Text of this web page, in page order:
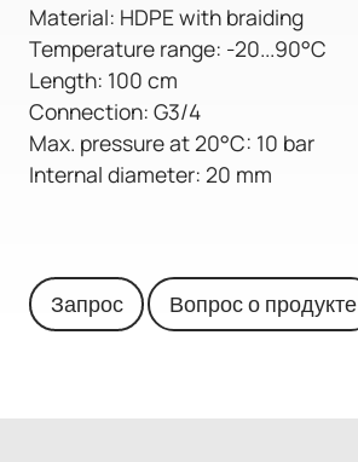
Material: HDPE with braiding
Temperature range: -20...90°C
Length: 100 cm
Connection: G3/4
Max. pressure at 20°C: 10 bar
Internal diameter: 20 mm
Запрос Вопрос о продукте